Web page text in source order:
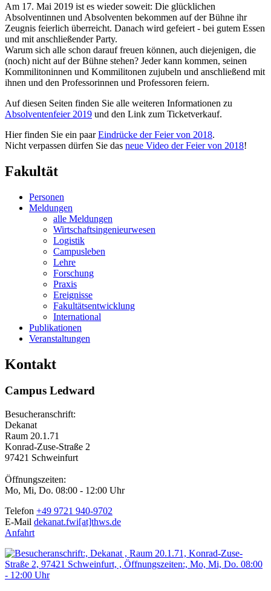
Am 17. Mai 2019 ist es wieder soweit: Die glücklichen
Absolventinnen und Absolventen bekommen auf der Bühne ihr
Zeugnis feierlich überreicht. Danach wird gefeiert - bei gutem Essen
und mit anschließender Party.
Warum sich alle schon darauf freuen können, auch diejenigen, die
(noch) nicht auf der Bühne stehen? Jeder kann kommen, seinen
Kommilitoninnen und Kommilitonen zujubeln und anschließend mit
ihnen und den Professorinnen und Professoren feiern.
Auf diesen Seiten finden Sie alle weiteren Informationen zu
Absolventenfeier 2019 und den Link zum Ticketverkauf.
Hier finden Sie ein paarEindrücke der Feier von 2018.
Nicht verpassen dürfen Sie das neue Video der Feier von 2018!
Fakultät
Personen
Meldungen
alle Meldungen
Wirtschaftsingenieurwesen
Logistik
Campusleben
Lehre
Forschung
Praxis
Ereignisse
Fakultätsentwicklung
International
Publikationen
Veranstaltungen
Kontakt
Campus Ledward
Besucheranschrift:
Dekanat
Raum 20.1.71
Konrad-Zuse-Straße 2
97421 Schweinfurt
Öffnungszeiten:
Mo, Mi, Do. 08:00 - 12:00 Uhr
Telefon +49 9721 940-9702
E-Mail dekanat.fwi[at]thws.de
Anfahrt